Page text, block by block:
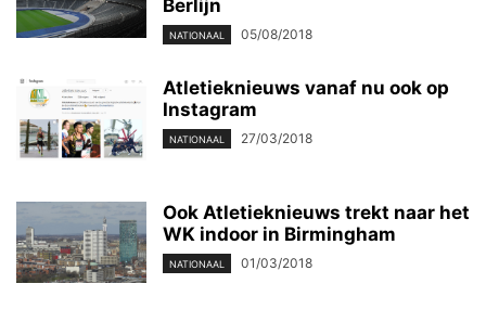
Berlijn
NATIONAAL 05/08/2018
Atletieknieuws vanaf nu ook op
Instagram
NATIONAAL 27/03/2018
Ook Atletieknieuws trekt naar het
WK indoor in Birmingham
NATIONAAL 01/03/2018